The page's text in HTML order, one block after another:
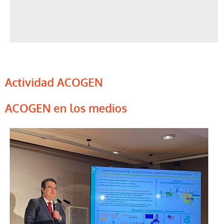
Actividad ACOGEN
ACOGEN en los medios